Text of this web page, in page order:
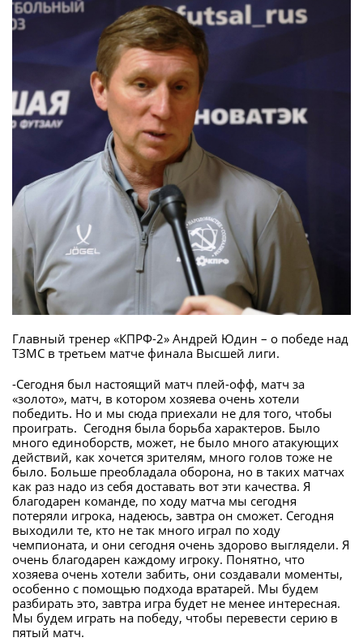
Главный тренер «КПРФ-2» Андрей Юдин – о победе над
ТЗМС в третьем матче финала Высшей лиги.
-Сегодня был настоящий матч плей-офф, матч за
«золото», матч, в котором хозяева очень хотели
победить. Но и мы сюда приехали не для того, чтобы
проиграть. Сегодня была борьба характеров. Было
много единоборств, может, не было много атакующих
действий, как хочется зрителям, много голов тоже не
было. Больше преобладала оборона, но в таких матчах
как раз надо из себя доставать вот эти качества. Я
благодарен команде, по ходу матча мы сегодня
потеряли игрока, надеюсь, завтра он сможет. Сегодня
выходили те, кто не так много играл по ходу
чемпионата, и они сегодня очень здорово выглядели. Я
очень благодарен каждому игроку. Понятно, что
хозяева очень хотели забить, они создавали моменты,
особенно с помощью подхода вратарей. Мы будем
разбирать это, завтра игра будет не менее интересная.
Мы будем играть на победу, чтобы перевести серию в
пятый матч.